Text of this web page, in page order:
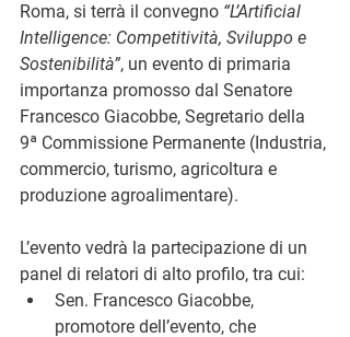
Roma, si terrà il convegno “L’Artificial
Intelligence: Competitività, Sviluppo e
Sostenibilità”, un evento di primaria
importanza promosso dal Senatore
Francesco Giacobbe, Segretario della
9ª Commissione Permanente (Industria,
commercio, turismo, agricoltura e
produzione agroalimentare).
L’evento vedrà la partecipazione di un
panel di relatori di alto profilo, tra cui:
Sen. Francesco Giacobbe,
promotore dell’evento, che